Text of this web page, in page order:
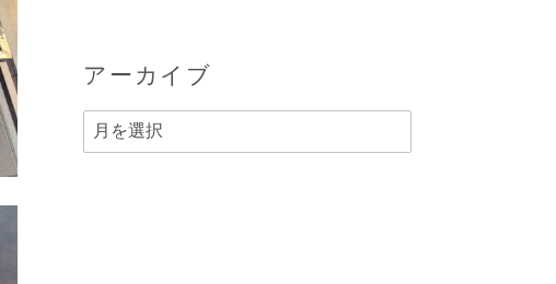
アーカイブ
ア
ー